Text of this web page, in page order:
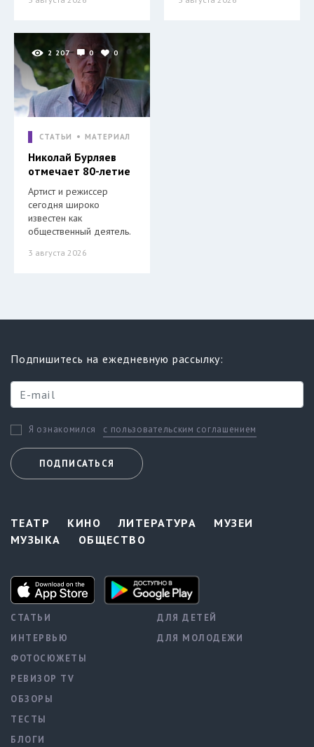
2 207 0 0
СТАТЬИ МАТЕРИАЛ
Николай Бурляев
отмечает 80-летие
Артист и режиссер
сегодня широко
известен как
общественный деятель.
3 августа 2026
Подпишитесь на ежедневную рассылку:
Я ознакомился с пользовательским соглашением
ПОДПИСАТЬСЯ
ТЕАТР КИНО ЛИТЕРАТУРА
МУЗЕИ
МУЗЫКА
ОБЩЕСТВО
СТАТЬИ
ИНТЕРВЬЮ
ФОТОСЮЖЕТЫ
РЕВИЗОР TV
ОБЗОРЫ
ТЕСТЫ
БЛОГИ
ДЛЯ ДЕТЕЙ
ДЛЯ МОЛОДЕЖИ